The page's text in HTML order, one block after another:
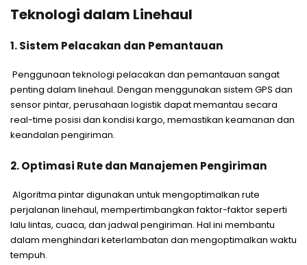
Teknologi dalam Linehaul
1. Sistem Pelacakan dan Pemantauan
Penggunaan teknologi pelacakan dan pemantauan sangat
penting dalam linehaul. Dengan menggunakan sistem GPS dan
sensor pintar, perusahaan logistik dapat memantau secara
real-time posisi dan kondisi kargo, memastikan keamanan dan
keandalan pengiriman.
2. Optimasi Rute dan Manajemen Pengiriman
Algoritma pintar digunakan untuk mengoptimalkan rute
perjalanan linehaul, mempertimbangkan faktor-faktor seperti
lalu lintas, cuaca, dan jadwal pengiriman. Hal ini membantu
dalam menghindari keterlambatan dan mengoptimalkan waktu
tempuh.